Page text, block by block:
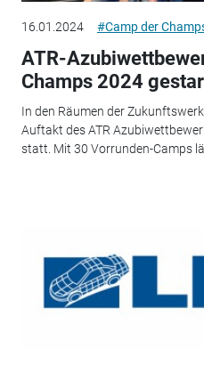
16.01.2024 #Camp der
ATR-
Champs 2024
In den Räumen der
Auftakt des ATR
statt. Mit 30 Vorrunden-Camps